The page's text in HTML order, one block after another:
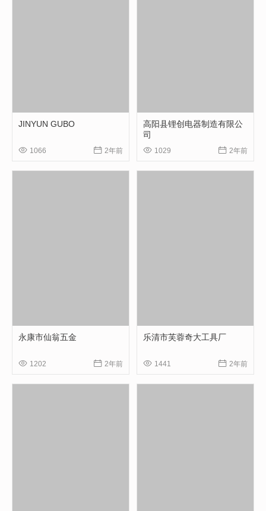
JINYUN GUBO
 1066  2年前
高阳县锂创电器制造有限公
司
 1029  2年前
永康市仙翁五金
 1202  2年前
乐清市芙蓉奇大工具厂
 1441  2年前